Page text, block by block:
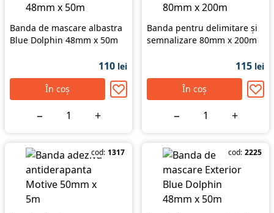
Banda de mascare albastra
Blue Dolphin 48mm x 50m
110 lei
În coș
− +
Banda pentru delimitare și
semnalizare 80mm x 200m
115 lei
În coș
− +
cod: 1317 cod: 2225